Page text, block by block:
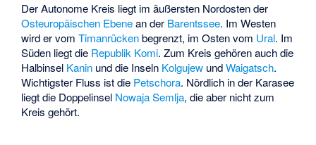
Der Autonome Kreis liegt im äußersten Nordosten der
Osteuropäischen Ebenean der Barentssee. Im Westen
wird er vomTimanrückenbegrenzt, im Osten vom Ural. Im
Süden liegt die Republik Komi. Zum Kreis gehören auch die
Halbinsel Kanin und die Inseln Kolgujew undWaigatsch.
Wichtigster Fluss ist die Petschora. Nördlich in der Karasee
liegt die Doppelinsel Nowaja Semlja, die aber nicht zum
Kreis gehört.